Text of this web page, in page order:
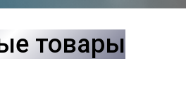
товары